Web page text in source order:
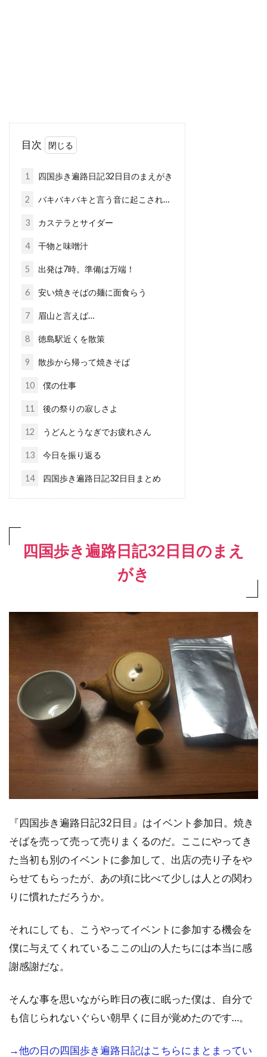
目次
1 四国歩き遍路日記32日目のまえがき
2 バキバキバキと言う音に起こされ…
3 カステラとサイダー
4 干物と味噌汁
5 出発は7時。準備は万端！
6 安い焼きそばの麺に面食らう
7 眉山と言えば…
8 徳島駅近くを散策
9 散歩から帰って焼きそば
10 僕の仕事
11 後の祭りの寂しさよ
12 うどんとうなぎでお疲れさん
13 今日を振り返る
14 四国歩き遍路日記32日目まとめ
四国歩き遍路日記32日目のまえ
がき
『四国歩き遍路日記32日目』はイベント参加日。焼き
そばを売って売って売りまくるのだ。ここにやってき
た当初も別のイベントに参加して、出店の売り子をや
らせてもらったが、あの頃に比べて少しは人との関わ
りに慣れただろうか。
それにしても、こうやってイベントに参加する機会を
僕に与えてくれているここの山の人たちには本当に感
謝感謝だな。
そんな事を思いながら昨日の夜に眠った僕は、自分で
も信じられないぐらい朝早くに目が覚めたのです…。
→他の日の四国歩き遍路日記はこちらにまとまってい